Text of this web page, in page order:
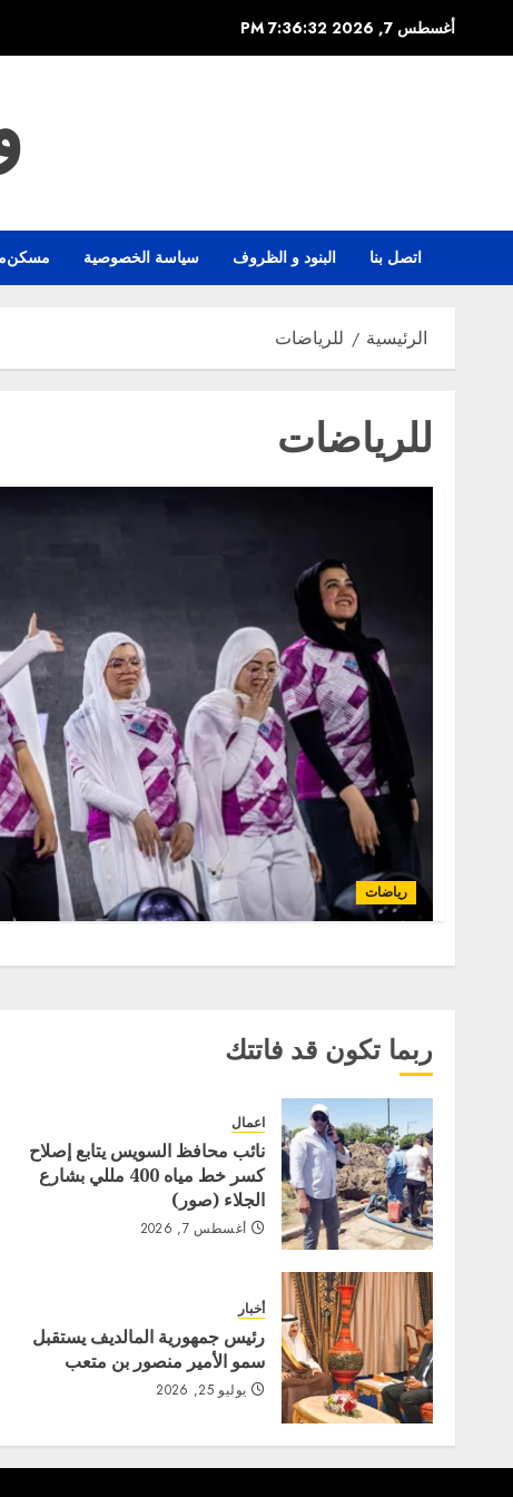
أغسطس 7, 2026 7:36:32 PM
اتصل بنا البنود و الظروف سياسة الخصوصية مسكن
الرئيسية للرياضات
للرياضات
رياضات
ربما تكون قد فاتتك
اعمال
نائب محافظ السويس يتابع إصلاح
كسر خط مياه 400 مللي بشارع
الجلاء (صور)
أغسطس 7, 2026
أخبار
رئيس جمهورية المالديف يستقبل
سمو الأمير منصور بن متعب
يوليو 25, 2026